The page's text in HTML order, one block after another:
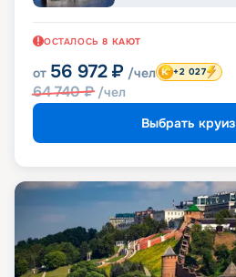
ОСТАЛОСЬ 8 КАЮТ
от 56 972 ₽ /чел
64 740₽ /чел
+2 027
Выбрать круиз